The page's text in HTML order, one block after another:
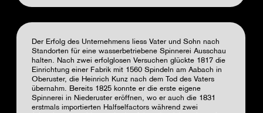
Der Erfolg des Unternehmens liess Vater und Sohn nach
Standorten für eine wasserbetriebene Spinnerei Ausschau
halten. Nach zwei erfolglosen Versuchen glückte 1817 die
Einrichtung einer Fabrik mit 1560 Spindeln am Aabach in
Oberuster, die Heinrich Kunz nach dem Tod des Vaters
übernahm. Bereits 1825 konnte er die erste eigene
Spinnerei in Niederuster eröffnen, wo er auch die 1831
erstmals importierten Halfselfactors während zwei